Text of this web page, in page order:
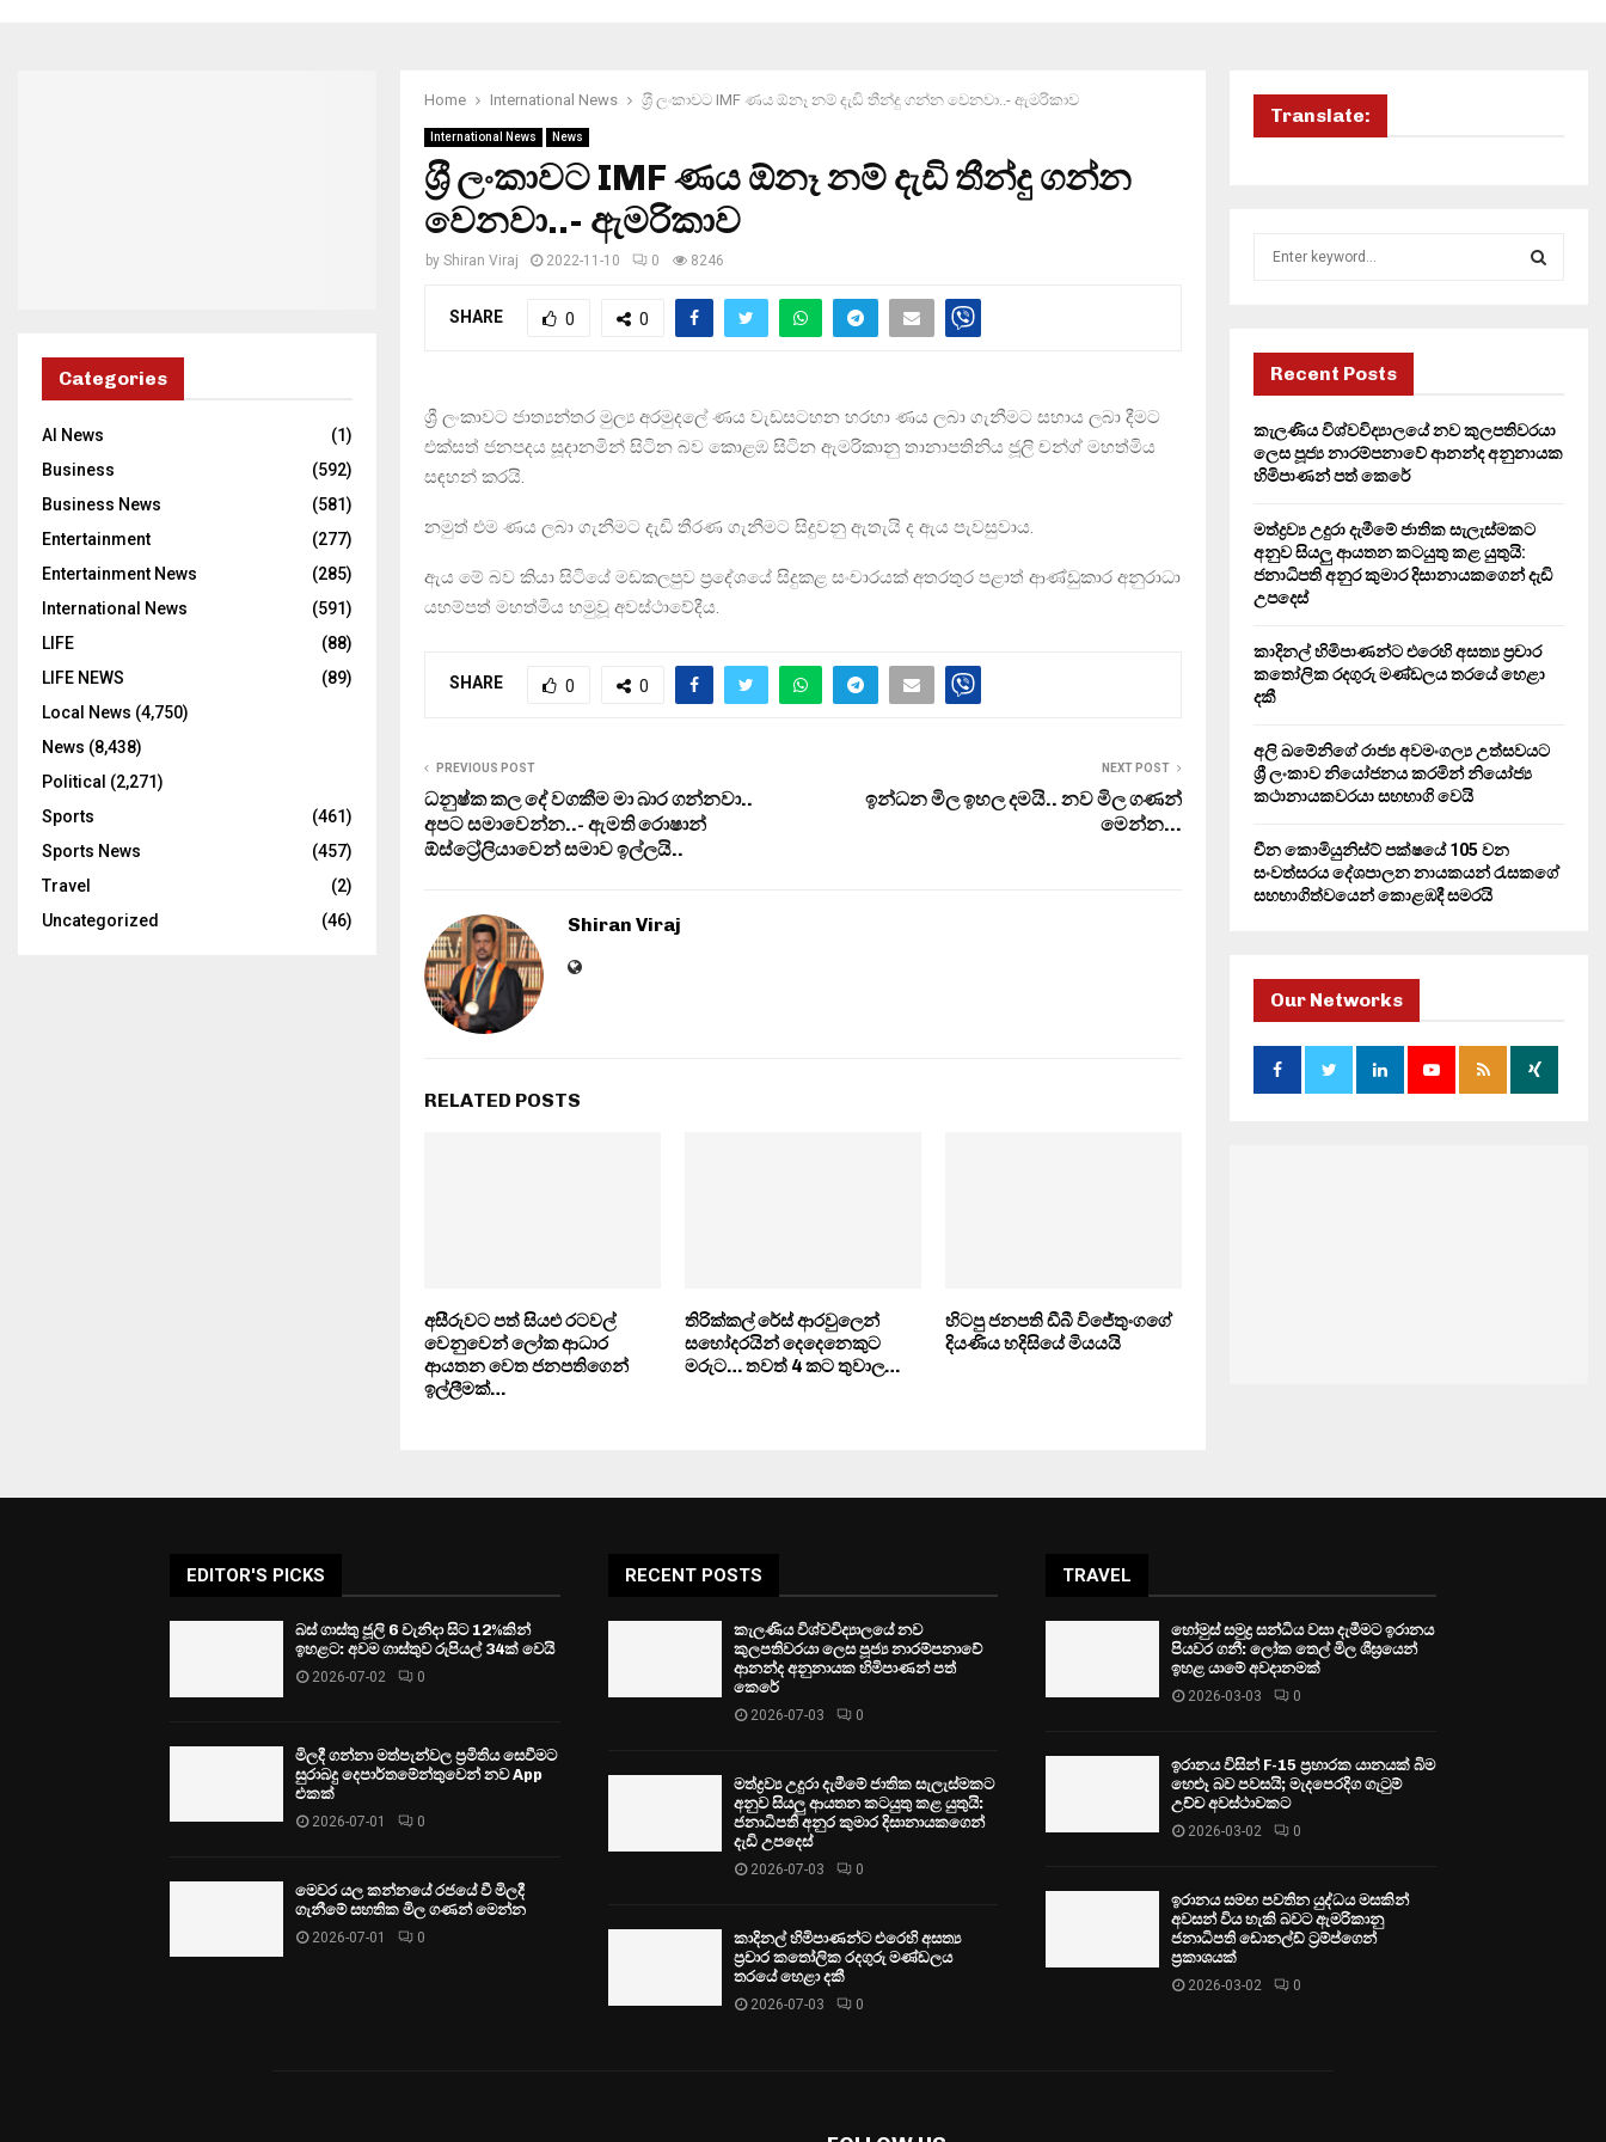
Home International News ශ‍්‍රී ලංකාවට IMF ණය ඕනෑ නම් දැඩි තීන්දු ගන්න වෙනවා..- ඇමරිකාව
International News News
ශ‍්‍රී ලංකාවට IMF ණය ඕනෑ නම් දැඩි තීන්දු ගන්න
වෙනවා..- ඇමරිකාව
by Shiran Viraj 2022-11-10 0 8246
SHARE 0 0
ශ්‍රී ලංකාවට ජාත්‍යන්තර මුල්‍ය අරමුදලේ ණය වැඩසටහන හරහා ණය ලබා ගැනීමට සහාය ලබා දීමට
එක්සත් ජනපදය සූදානමින් සිටින බව කොළඹ සිටින ඇමරිකානු තානාපතිනිය ජූලි චන්ග් මහත්මිය
සඳහන් කරයි.
නමුත් එම ණය ලබා ගැනීමට දැඩි තීරණ ගැනීමට සිදුවනු ඇතැයි ද ඇය පැවසුවාය.
ඇය මේ බව කියා සිටියේ මඩකලපුව ප්‍රදේශයේ සිදුකළ සංචාරයක් අතරතුර පළාත් ආණ්ඩුකාර අනුරාධා
යහම්පත් මහත්මිය හමුවූ අවස්ථාවේදීය.
SHARE 0 0
PREVIOUS POST
ධනුෂ්ක කල දේ වගකීම මා බාර ගන්නවා..
අපට සමාවෙන්න..- ඇමති රොෂාන්
ඕස්ට්‍රේලියාවෙන් සමාව ඉල්ලයි..
NEXT POST
ඉන්ධන මිල ඉහල දමයි.. නව මිල ගණන්
මෙන්න…
Shiran Viraj
RELATED POSTS
අසීරුවට පත් සියළු රටවල්
වෙනුවෙන් ලෝක ආධාර
ආයතන වෙත ජනපතිගෙන්
ඉල්ලීමක්…
තිරික්කල් රේස් ආරවුලෙන්
සහෝදරයින් දෙදෙනෙකුට
මරුට… තවත් 4 කට තුවාල…
හිටපු ජනපති ඩීබී විජේතුංගගේ
දියණිය හදිසියේ මියයයි
Categories
AI News
(1)
Business
(592)
Business News
(581)
Entertainment
(277)
Entertainment News
(285)
International News
(591)
LIFE
(88)
LIFE NEWS
(89)
Local News (4,750)
News (8,438)
Political (2,271)
Sports
(461)
Sports News
(457)
Travel
(2)
Uncategorized
(46)
Translate:
f
r
:
R
Recent Posts
කැලණිය විශ්වවිද්‍යාලයේ නව කුලපතිවරයා
ලෙස පූජ්‍ය නාරම්පනාවේ ආනන්ද අනුනායක
හිමිපාණන් පත් කෙරේ
මත්ද්‍රව්‍ය උදුරා දැමීමේ ජාතික සැලැස්මකට
අනුව සියලු ආයතන කටයුතු කළ යුතුයි:
ජනාධිපති අනුර කුමාර දිසානායකගෙන් දැඩි
උපදෙස්
කාදිනල් හිමිපාණන්ට එරෙහි අසත්‍ය ප්‍රචාර
කතෝලික රදගුරු මණ්ඩලය තරයේ හෙළා
දකී
අලි ඛමේනිගේ රාජ්‍ය අවමංගල්‍ය උත්සවයට
ශ්‍රී ලංකාව නියෝජනය කරමින් නියෝජ්‍ය
කථානායකවරයා සහභාගි වෙයි
චීන කොමියුනිස්ට් පක්ෂයේ 105 වන
සංවත්සරය දේශපාලන නායකයන් රැසකගේ
සහභාගිත්වයෙන් කොළඹදී සමරයි
Our Networks
EDITOR'S PICKS
බස් ගාස්තු ජූලි 6 වැනිදා සිට 12%කින්
ඉහළට: අවම ගාස්තුව රුපියල් 34ක් වෙයි
2026-07-02 0
මිලදී ගන්නා මත්පැන්වල ප්‍රමිතිය සෙවීමට
සුරාබදු දෙපාර්තමේන්තුවෙන් නව App
එකක්
2026-07-01 0
මෙවර යල කන්නයේ රජයේ වී මිලදී
ගැනීමේ සහතික මිල ගණන් මෙන්න
2026-07-01 0
RECENT POSTS
කැලණිය විශ්වවිද්‍යාලයේ නව
කුලපතිවරයා ලෙස පූජ්‍ය නාරම්පනාවේ
ආනන්ද අනුනායක හිමිපාණන් පත්
කෙරේ
2026-07-03 0
මත්ද්‍රව්‍ය උදුරා දැමීමේ ජාතික සැලැස්මකට
අනුව සියලු ආයතන කටයුතු කළ යුතුයි:
ජනාධිපති අනුර කුමාර දිසානායකගෙන්
දැඩි උපදෙස්
2026-07-03 0
කාදිනල් හිමිපාණන්ට එරෙහි අසත්‍ය
ප්‍රචාර කතෝලික රදගුරු මණ්ඩලය
තරයේ හෙළා දකී
2026-07-03 0
TRAVEL
හෝමුස් සමුද්‍ර සන්ධිය වසා දැමීමට ඉරානය
පියවර ගනී: ලෝක තෙල් මිල ශීඝ්‍රයෙන්
ඉහළ යාමේ අවදානමක්
2026-03-03 0
ඉරානය විසින් F-15 ප්‍රහාරක යානයක් බිම
හෙළූ බව පවසයි; මැදපෙරදිග ගැටුම්
උච්ච අවස්ථාවකට
2026-03-02 0
ඉරානය සමඟ පවතින යුද්ධය මසකින්
අවසන් විය හැකි බවට ඇමරිකානු
ජනාධිපති ඩොනල්ඩ් ට්‍රම්ප්ගෙන්
ප්‍රකාශයක්
2026-03-02 0